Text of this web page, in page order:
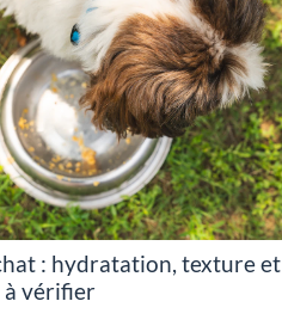
: hydratation, texture et
vérifier